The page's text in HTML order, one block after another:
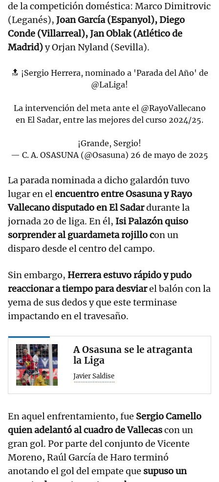
de la competición doméstica: Marco Dimitrovic
(Leganés), Joan García (Espanyol), Diego
Conde (Villarreal), Jan Oblak (Atlético de
Madrid)y Orjan Nyland (Sevilla).
🔝 ¡Sergio Herrera, nominado a 'Parada del Año' de
@LaLiga!
La intervención del meta ante el @RayoVallecano
en El Sadar, entre las mejores del curso 2024/25.
¡Grande, Sergio!
— C. A. OSASUNA (@Osasuna) 26 de mayo de 2025
La parada nominada a dicho galardón tuvo
lugar en elencuentro entre Osasuna y Rayo
Vallecano disputado en El Sadardurante la
jornada 20 de liga. En él, Isi Palazón quiso
sorprender al guardameta rojillo con un
disparo desde el centro del campo.
Sin embargo, Herrera estuvo rápido y pudo
reaccionar a tiempo para desviarel balón con la
yema de sus dedos y que este terminase
impactando en el travesaño.
A Osasuna se le atraganta
la Liga
Javier Saldise
En aquel enfrentamiento, fue Sergio Camello
quien adelantó al cuadro de Vallecascon un
gran gol. Por parte del conjunto de Vicente
Moreno, Raúl García de Haro terminó
anotando el gol del empate que supuso un